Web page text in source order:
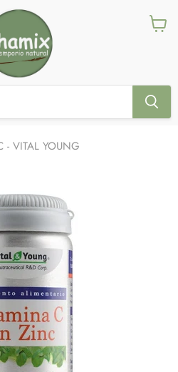
VITAL YOUNG